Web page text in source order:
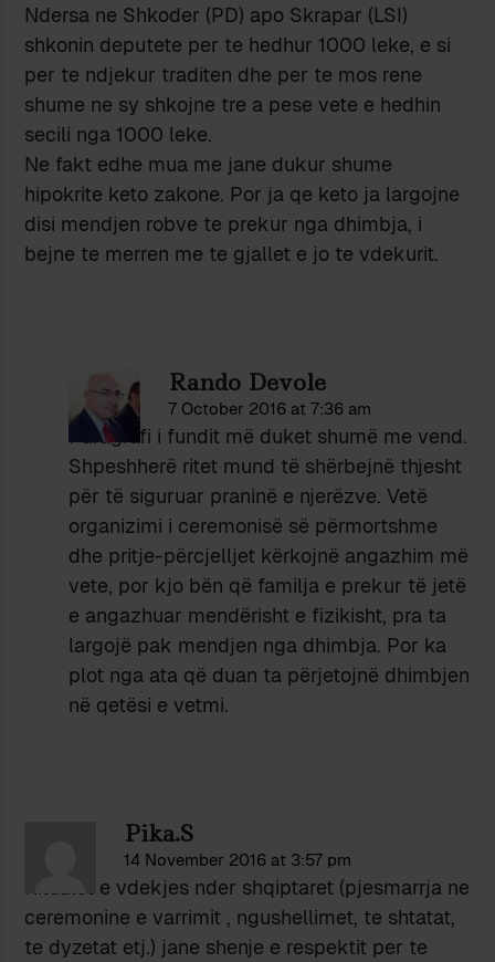
Ndersa ne Shkoder (PD) apo Skrapar (LSI)
shkonin deputete per te hedhur 1000 leke, e si
per te ndjekur traditen dhe per te mos rene
shume ne sy shkojne tre a pese vete e hedhin
secili nga 1000 leke.
Ne fakt edhe mua me jane dukur shume
hipokrite keto zakone. Por ja qe keto ja largojne
disi mendjen robve te prekur nga dhimbja, i
bejne te merren me te gjallet e jo te vdekurit.
Rando Devole
7 October 2016 at 7:36 am
Paragrafi i fundit më duket shumë me vend.
Shpeshherë ritet mund të shërbejnë thjesht
për të siguruar praninë e njerëzve. Vetë
organizimi i ceremonisë së përmortshme
dhe pritje-përcjelljet kërkojnë angazhim më
vete, por kjo bën që familja e prekur të jetë
e angazhuar mendërisht e fizikisht, pra ta
largojë pak mendjen nga dhimbja. Por ka
plot nga ata që duan ta përjetojnë dhimbjen
në qetësi e vetmi.
Pika.S
14 November 2016 at 3:57 pm
Ritualet e vdekjes nder shqiptaret (pjesmarrja ne
ceremonine e varrimit , ngushellimet, te shtatat,
te dyzetat etj.) jane shenje e respektit per te